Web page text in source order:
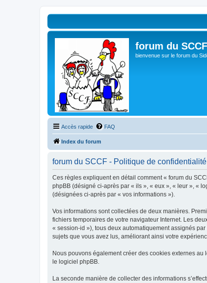
forum du SCCF
bienvenue sur le forum du
Accès rapide FAQ
Index du forum
forum du SCCF - Politique de confidentialité
Ces règles expliquent en détail comment « forum du
phpBB (désigné ci-après par « ils », « eux », « leur », «
(désignées ci-après par « vos informations »).
Vos informations sont collectées de deux manières.
fichiers temporaires de votre navigateur Internet. Les
« session-id »), tous deux automatiquement assignés
sujets que vous avez lus, améliorant ainsi votre
Nous pouvons également créer des cookies externes
le logiciel phpBB.
La seconde manière de collecter des informations